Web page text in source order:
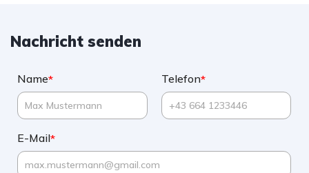
Nachricht senden
Name* Telefon*
E-Mail*